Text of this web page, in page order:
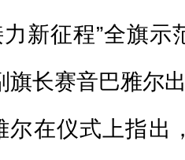
力新征程”全旗
旗长赛音巴雅尔
尔在仪式上指出